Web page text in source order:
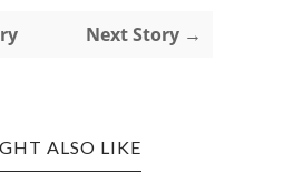
Next Story →
ALSO LIKE